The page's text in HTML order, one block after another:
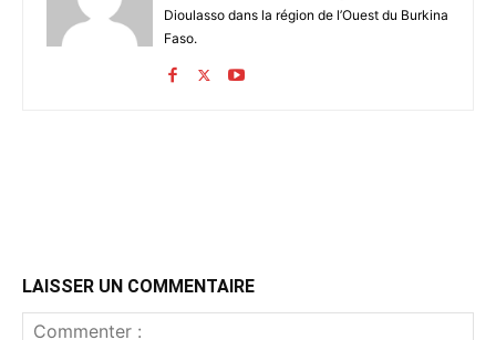
Dioulasso dans la région de l’Ouest du Burkina
Faso.
LAISSER UN COMMENTAIRE